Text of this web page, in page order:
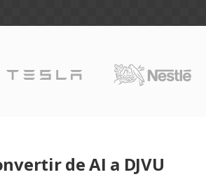
de AI a DJVU